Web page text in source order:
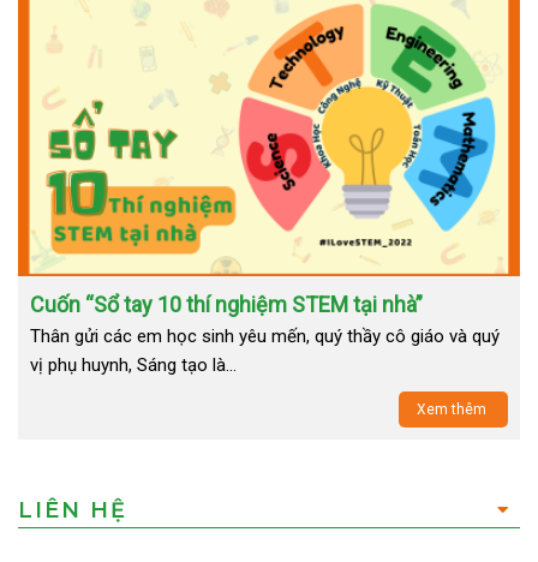
Cuốn “Sổ tay 10 thí nghiệm STEM tại nhà”
Thân gửi các em học sinh yêu mến, quý thầy cô giáo và quý
vị phụ huynh, Sáng tạo là…
Xem thêm
LIÊN HỆ